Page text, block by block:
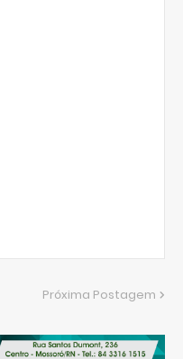
Próxima Postagem